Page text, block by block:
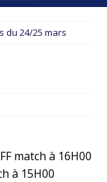
du 24/25 mars
match à 16H00
à 15H00